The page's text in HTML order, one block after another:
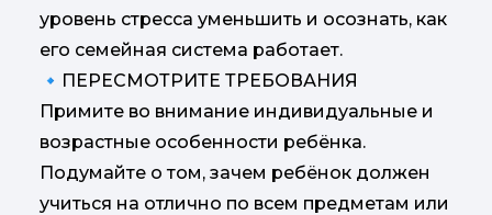
уровень стресса уменьшить и осознать, как
его семейная система работает.
🔹ПЕРЕСМОТРИТЕ ТРЕБОВАНИЯ
Примите во внимание индивидуальные и
возрастные особенности ребёнка.
Подумайте о том, зачем ребёнок должен
учиться на отлично по всем предметам или